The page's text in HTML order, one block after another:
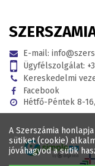
A Szerszámia
sütiket (cookie)
jóváhagyod a sütik
E-mail:
Ügyfélszolgálat:
Kereskedelmi
Facebook
Hétfő-Péntek 8-